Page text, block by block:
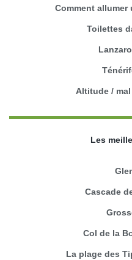
Comment
Toilettes
Altitude /
Les
Cascade
Col de la
La plage des